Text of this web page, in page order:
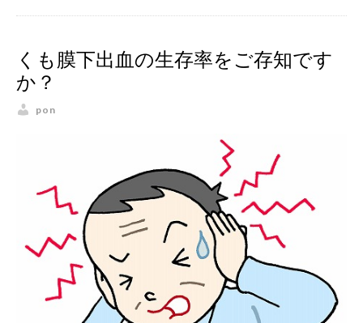
くも膜下出血の生存率をご存知です
か？
pon